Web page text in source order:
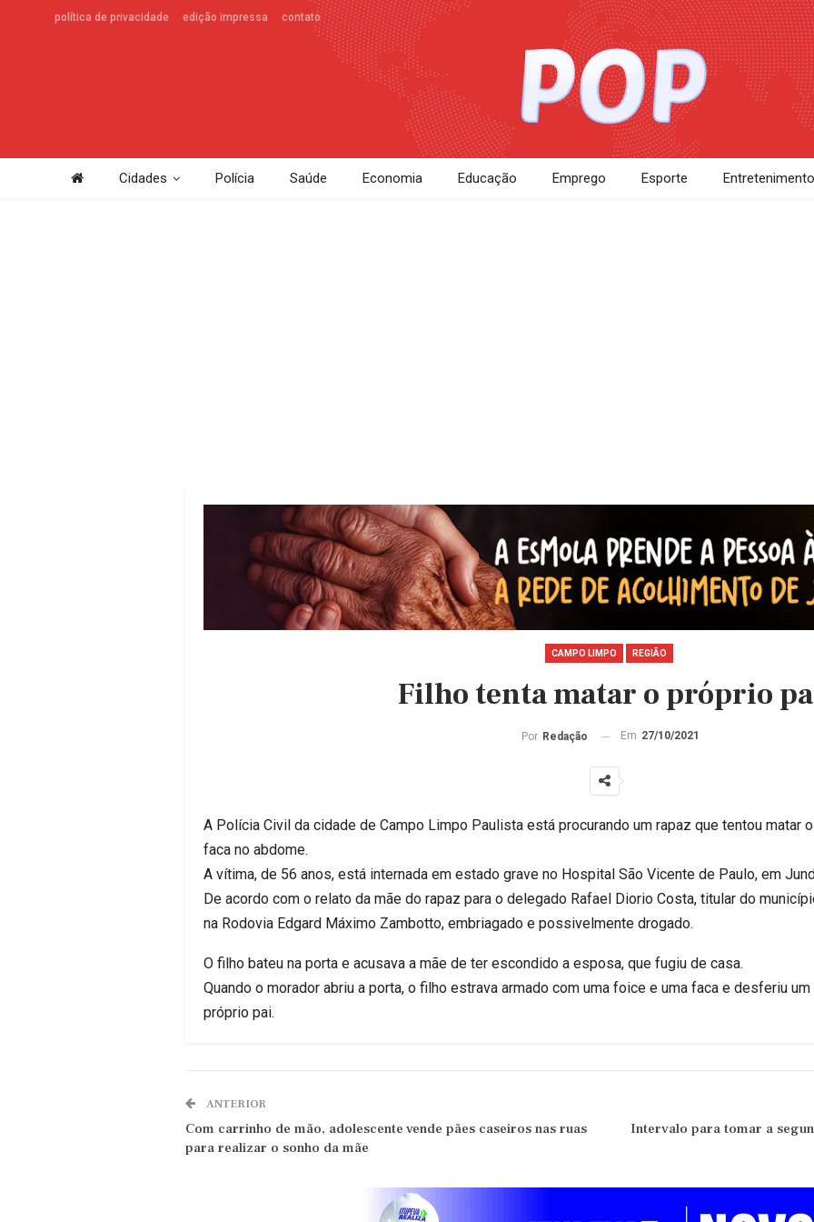
política de privacidade edição impressa contato
Cidades Polícia Saúde Economia Educação Emprego Esporte Entretenimento
CAMPO LIMPO REGIÃO
Filho tenta matar o próprio
Por Redação Em 27/10/2021
A Polícia Civil da cidade de Campo Limpo Paulista está procurando um rapaz que tentou matar
faca no abdome.
A vítima, de 56 anos, está internada em estado grave no Hospital São Vicente de Paulo, em
De acordo com o relato da mãe do rapaz para o delegado Rafael Diorio Costa, titular do
na Rodovia Edgard Máximo Zambotto, embriagado e possivelmente drogado.
O filho bateu na porta e acusava a mãe de ter escondido a esposa, que fugiu de casa.
Quando o morador abriu a porta, o filho estrava armado com uma foice e uma faca e desferiu
próprio pai.
ANTERIOR
Com carrinho de mão, adolescente vende pães caseiros nas ruas
para realizar o sonho da mãe
Intervalo para tomar a